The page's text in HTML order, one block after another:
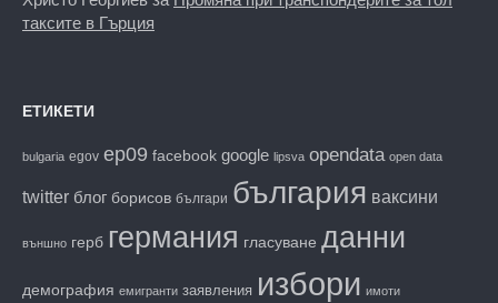
таксите в Гърция
ЕТИКЕТИ
bulgaria egov ep09 facebook google lipsva opendata open data
twitter блог борисов българи българия ваксини
външно герб германия гласуване данни
демография емигранти заявления избори имоти